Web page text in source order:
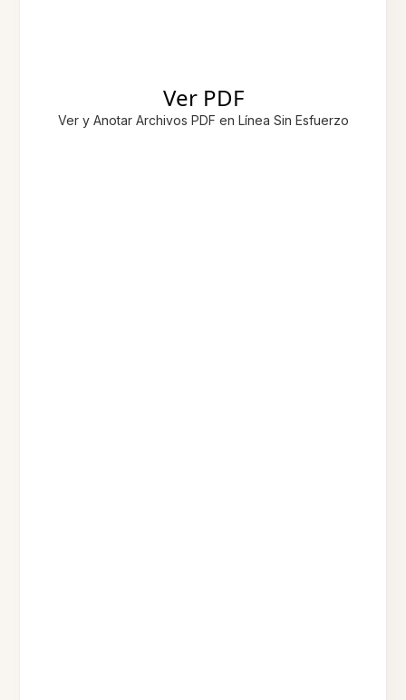
Ver PDF
Ver y Anotar Archivos PDF en Línea Sin Esfuerzo